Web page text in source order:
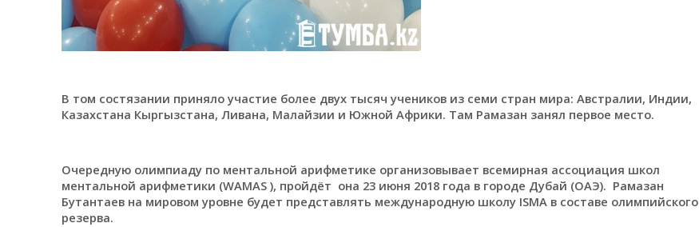
В том состязании приняло участие более двух тысяч учеников из семи стран мира: Австралии, Индии,
Казахстана Кыргызстана, Ливана, Малайзии и Южной Африки. Там Рамазан занял первое место.
Очередную олимпиаду по ментальной арифметике организовывает всемирная ассоциация школ
ментальной арифметики (WAMAS ), пройдёт она 23 июня 2018 года в городе Дубай (ОАЭ). Рамазан
Бутантаев на мировом уровне будет представлять международную школу ISMA в составе олимпийского
резерва.